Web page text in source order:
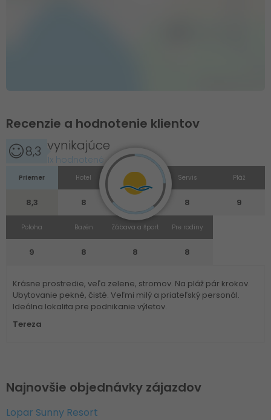
Recenzie a hodnotenie klientov
8,3 vynikajúce
1x hodnotené
Priemer
8,3
Hotel
8
Servis
8
Pláž
9
Poloha
9
Bazén
8
Zábava a šport
8
Pre rodiny
8
Krásne prostredie, veľa zelene, stromov. Na pláž pár krokov.
Ubytovanie pekné, čisté. Veľmi milý a priateľský personál.
Ideálna lokalita pre podnikanie výletov.
Tereza
Najnovšie objednávky zájazdov
Lopar Sunny Resort